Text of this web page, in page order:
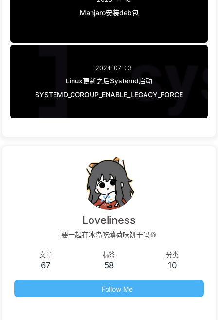
Manjaro安装deb包
2024-07-03
Linux更新之后Systemd启动
SYSTEMD_CGROUP_ENABLE_LEGACY_FORCE
Loveliness
要一起在冰岛吃薄荷味饼干吗🍪
文章
67
标签
58
分类
10
Follow Me